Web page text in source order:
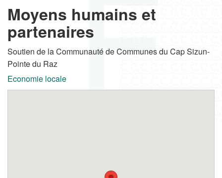
Moyens humains et
partenaires
Soutien de la Communauté de Communes du Cap Sizun-
Pointe du Raz
Economie locale